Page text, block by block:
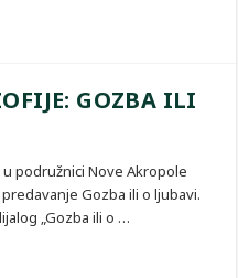
GOZBA ILI
podružnici Nove Akropole
Gozba ili o ljubavi.
„Gozba ili o …